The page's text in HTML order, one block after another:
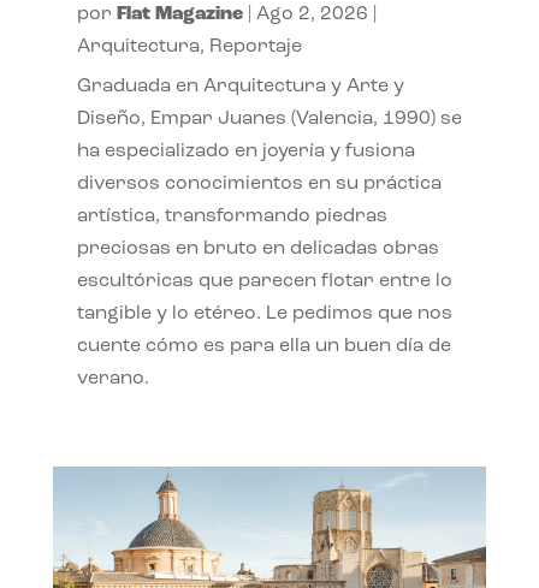
por Flat Magazine| Ago 2, 2026
Arquitectura, Reportaje
Graduada en Arquitectura y Arte y
Diseño, Empar Juanes (Valencia, 1990) se
ha especializado en joyería y fusiona
diversos conocimientos en su práctica
artística, transformando piedras
preciosas en bruto en delicadas obras
escultóricas que parecen flotar entre lo
tangible y lo etéreo. Le pedimos que nos
cuente cómo es para ella un buen día de
verano.